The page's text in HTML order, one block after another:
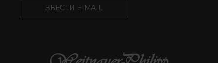
ВВЕСТИ E-MAIL